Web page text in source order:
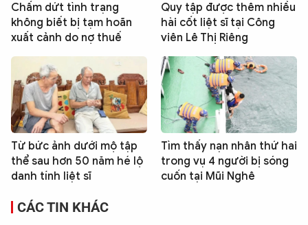
Chấm dứt tình trạng
không biết bị tạm hoãn
xuất cảnh do nợ thuế
Quy tập được thêm nhiều
hài cốt liệt sĩ tại Công
viên Lê Thị Riêng
Từ bức ảnh dưới mộ tập
thể sau hơn 50 năm hé lộ
danh tính liệt sĩ
Tìm thấy nạn nhân thứ hai
trong vụ 4 người bị sóng
cuốn tại Mũi Nghê
CÁC TIN KHÁC